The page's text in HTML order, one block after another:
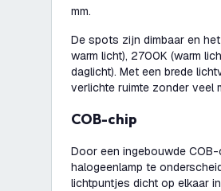
mm.
De spots zijn dimbaar en
warm licht), 2700K (warm
daglicht). Met een brede
verlichte ruimte zonder veel
COB-chip
Door een ingebouwde
halogeenlamp te
lichtpuntjes dicht op elkaar